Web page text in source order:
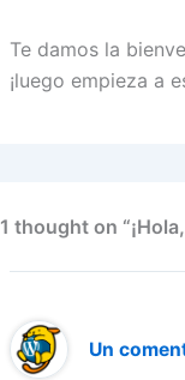
Te damos la
¡luego empieza a
1 thought on
Un